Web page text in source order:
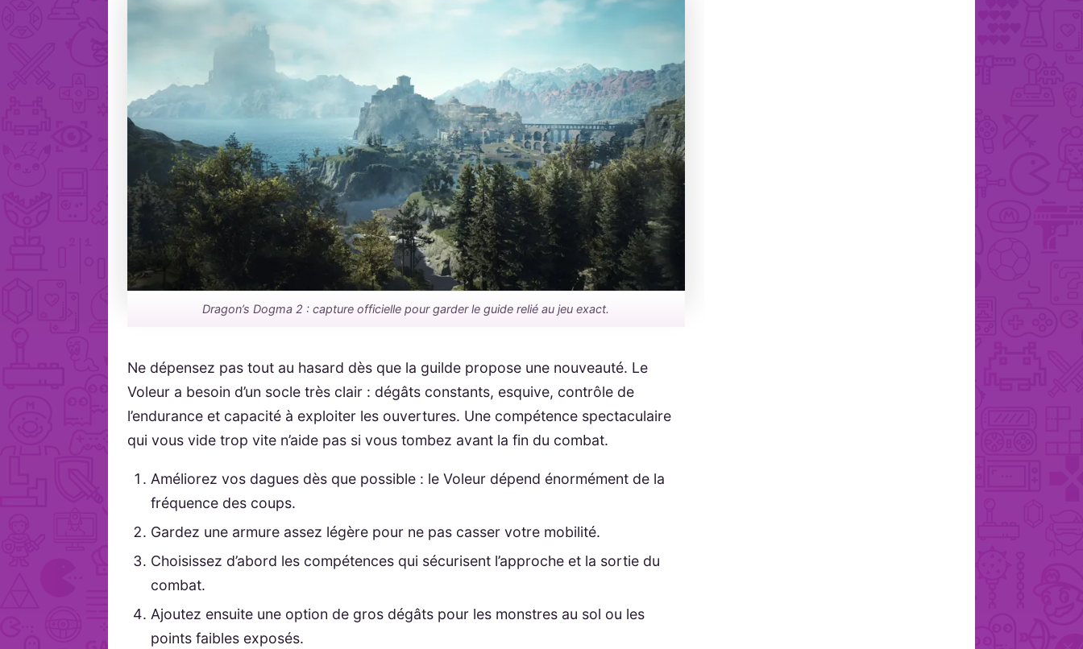
Dragon’s Dogma 2 : capture officielle pour garder le guide relié au jeu exact.
Ne dépensez pas tout au hasard dès que la guilde propose une nouveauté. Le
Voleur a besoin d’un socle très clair : dégâts constants, esquive, contrôle de
l’endurance et capacité à exploiter les ouvertures. Une compétence spectaculaire
qui vous vide trop vite n’aide pas si vous tombez avant la fin du combat.
Améliorez vos dagues dès que possible : le Voleur dépend énormément de la
fréquence des coups.
Gardez une armure assez légère pour ne pas casser votre mobilité.
Choisissez d’abord les compétences qui sécurisent l’approche et la sortie du
combat.
Ajoutez ensuite une option de gros dégâts pour les monstres au sol ou les
points faibles exposés.